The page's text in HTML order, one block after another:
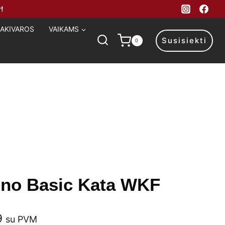
VAIKAMS
0 Susisiekti
Basic Kata WKF
Price
su PVM